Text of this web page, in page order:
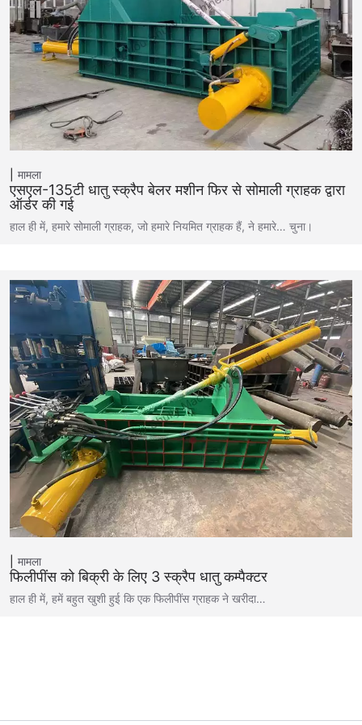
मामला
एसएल-135टी धातु स्क्रैप बेलर मशीन फिर से सोमाली ग्राहक द्वारा
ऑर्डर की गई
हाल ही में, हमारे सोमाली ग्राहक, जो हमारे नियमित ग्राहक हैं, ने हमारे… चुना।
मामला
फिलीपींस को बिक्री के लिए 3 स्क्रैप धातु कम्पैक्टर
हाल ही में, हमें बहुत खुशी हुई कि एक फिलीपींस ग्राहक ने खरीदा…